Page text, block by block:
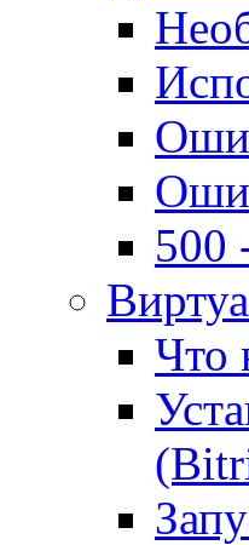
500
Что